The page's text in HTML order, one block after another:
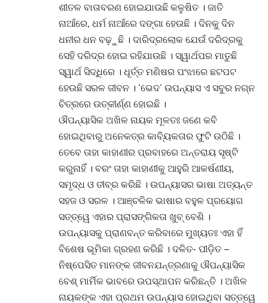
ଶୀତଳ ବାତାବରଣ ହୋଇଯାଉଛି କଳୁଷିତ । ଜାତି
ନାଆଁରେ, ଧର୍ମ ନାଆଁରେ ଦଙ୍ଗା ହେଉଛି । ଦିନକୁ ଦିନ
ଧନୀର ଧନ ବଢ଼ୁଛି । ଦାରିଦ୍ରଲୋକ ଯେଉଁ ଦରିଦ୍ରକୁ
ସେହି ଦରିଦ୍ର ହୋଇ ରହିଯାଉଛି । ସ୍ୱାର୍ଥପର ମାତୁଛି
ସ୍ୱାର୍ଥ ସିଦ୍ଧିରେ । ଧୂର୍ତ୍ତ ମଣିଷର ପଂଝାରେ ଛଟପଟ
ହେଉଛି ସରଳ ଜୀବନ । ‘ଭେଦ’ ଉପନ୍ୟାସ ଏ ସବୁର ନଗ୍ନ
ଚିତ୍ରରେ ଉତ୍କୀର୍ଣ୍ଣ ହୋଇଛି ।
ଔପନ୍ୟାସିକ ଅଖିଳ ନାୟକ ମୂଳତଃ ଜଣେ କବି
ହୋଇଥିବାରୁ ଅନେକତ୍ର କାବ୍ୟିକତାର ଫୁଟି ଉଠିଛି ।
ତେବେ ତାହା କାହାଣୀର ପ୍ରବାହରେ ଅନ୍ତରାୟ ସୃଷ୍ଟି
କରୁନାହିଁ । ବରଂ ତାହା କାହାଣୀକୁ ଆହୁରି ଆକର୍ଷଣୀୟ,
ସମୃଦ୍ଧ ଓ ତୀବ୍ର କରିଛି । ଉପନ୍ୟାସର ଭାଷା ଅତ୍ୟନ୍ତ
ସହଜ ଓ ସରଳ । ଆଞ୍ଚଳିକ ଭାଷାର ବହୁଳ ପ୍ରୟୋଗ
ସତ୍ତ୍ୱେ ଏହାର ପ୍ରାସଙ୍ଗିକତା ଖୁବ୍ ବେଶି ।
ଉପନ୍ୟାସକୁ ପ୍ରାଣବନ୍ତ କରିବାରେ ମୁଖ୍ୟତଃ ଏହା ହିଁ
ବିଶେଷ ଭୂମିକା ଗ୍ରହଣ କରିଛି । ଦଳିତ- ପୀଡ଼ିତ –
ନିଷ୍ପେସିତ ମାନଙ୍କ ଜୀବନଯନ୍ତ୍ରଣାକୁ ଔପନ୍ୟାସିକ
ବେଶ୍ ମାର୍ମିକ ଭାବରେ ଉପସ୍ଥାପନ କରିଛନ୍ତି । ଅଖିଳ
ନାୟକଙ୍କ ଏହା ପ୍ରଥମ ଉପନ୍ୟାସ ହୋଇଥିବା ସତ୍ତ୍ୱେ